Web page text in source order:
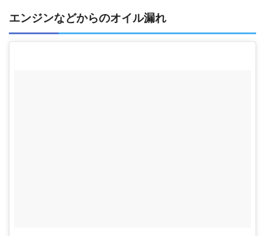
エンジンなどからのオイル漏れ